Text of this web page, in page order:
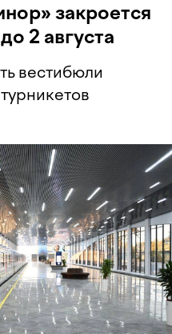
закроется
2 августа
вестибюли